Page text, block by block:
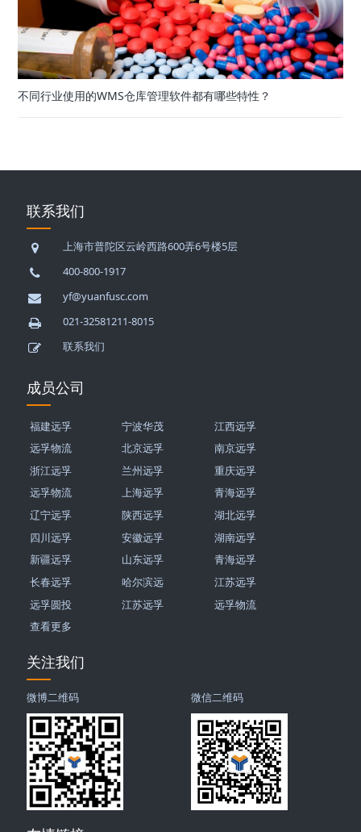
不同行业使用的WMS仓库管理软件都有哪些特性？
联系我们
上海市普陀区云岭西路600弄6号楼5层
400-800-1917
yf@yuanfusc.com
021-32581211-8015
联系我们
成员公司
福建远孚 宁波华茂
江西远孚
远孚物流
北京远孚
南京远孚
浙江远孚
兰州远孚
重庆远孚
远孚物流
上海远孚
青海远孚
辽宁远孚
陕西远孚
湖北远孚
四川远孚
安徽远孚
湖南远孚
新疆远孚
山东远孚
青海远孚
长春远孚
哈尔滨远
江苏远孚
远孚圆投
江苏远孚
远孚物流
查看更多
关注我们
微博二维码 微信二维码